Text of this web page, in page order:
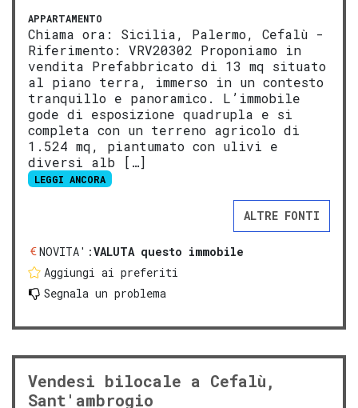
APPARTAMENTO
Chiama ora: Sicilia, Palermo, Cefalù -
Riferimento: VRV20302 Proponiamo in
vendita Prefabbricato di 13 mq situato
al piano terra, immerso in un contesto
tranquillo e panoramico. L’immobile
gode di esposizione quadrupla e si
completa con un terreno agricolo di
1.524 mq, piantumato con ulivi e
diversi alb […]
LEGGI ANCORA
ALTRE FONTI
NOVITA':VALUTA questo immobile
Aggiungi ai preferiti
Segnala un problema
Vendesi bilocale a Cefalù,
Sant'ambrogio